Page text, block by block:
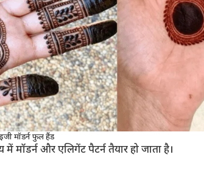
इजी मॉडर्न फुल हैंड
और एलिगेंट पैटर्न तैयार हो जाता है।